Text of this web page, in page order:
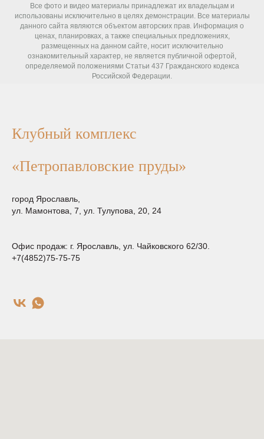
Все фото и видео материалы принадлежат их владельцам и
использованы исключительно в целях демонстрации. Все материалы
данного сайта являются объектом авторских прав. Информация о
ценах, планировках, а также специальных предложениях,
размещенных на данном сайте, носит исключительно
ознакомительный характер, не является публичной офертой,
определяемой положениями Статьи 437 Гражданского кодекса
Российской Федерации.
Клубный комплекс
«Петропавловские пруды»
город Ярославль,
ул. Мамонтова, 7, ул. Тулупова, 20, 24
Офис продаж: г. Ярославль, ул. Чайковского 62/30.
+7(4852)75-75-75